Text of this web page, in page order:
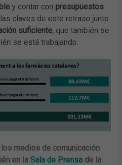
y contar con presupuestos
claves de este retraso junto
suficiente, que también se
se está trabajando.
medios de comunicación
en laSala de Prensa de la